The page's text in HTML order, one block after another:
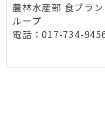
農林水産部 食ブラ
ループ
電話：017-734-